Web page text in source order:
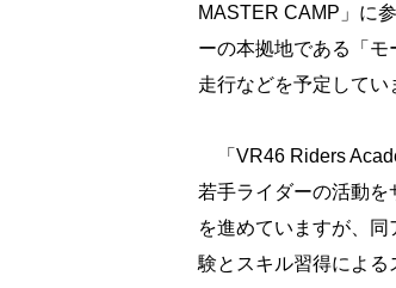
MASTER CAMP」に
ーの本拠地である「
走行などを予定してい
「VR46 Riders
若手ライダーの活動
を進めていますが、
験とスキル習得によ